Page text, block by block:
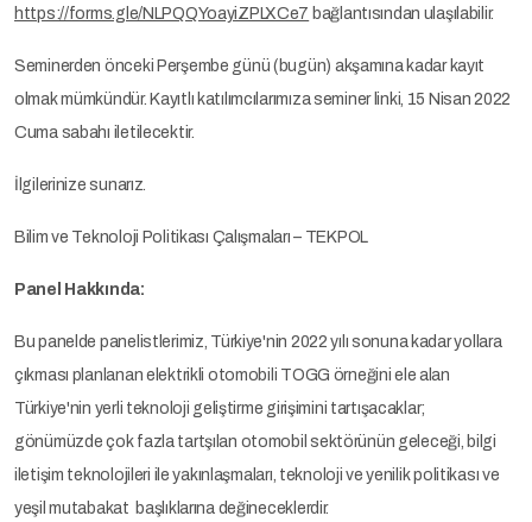
https://forms.gle/NLPQQYoayiZPLXCe7 bağlantısından ulaşılabilir.
Seminerden önceki Perşembe günü (bugün) akşamına kadar kayıt
olmak mümkündür. Kayıtlı katılımcılarımıza seminer linki, 15 Nisan 2022
Cuma sabahı iletilecektir.
İlgilerinize sunarız.
Bilim ve Teknoloji Politikası Çalışmaları – TEKPOL
Panel Hakkında:
Bu panelde panelistlerimiz, Türkiye'nin 2022 yılı sonuna kadar yollara
çıkması planlanan elektrikli otomobili TOGG örneğini ele alan
Türkiye'nin yerli teknoloji geliştirme girişimini tartışacaklar;
gönümüzde çok fazla tartşılan otomobil sektörünün geleceği, bilgi
iletişim teknolojileri ile yakınlaşmaları, teknoloji ve yenilik politikası ve
yeşil mutabakat başlıklarına değineceklerdir.